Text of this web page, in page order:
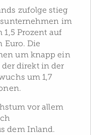
zufolge stieg
im
1,5 Prozent auf
Euro. Die
um knapp ein
direkt in der
um 1,7
vor allem
dem Inland.